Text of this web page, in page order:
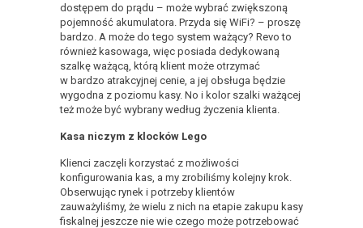
dostępem do prądu – może wybrać zwiększoną
pojemność akumulatora. Przyda się WiFi? – proszę
bardzo. A może do tego system ważący? Revo to
również kasowaga, więc posiada dedykowaną
szalkę ważącą, którą klient może otrzymać
w bardzo atrakcyjnej cenie, a jej obsługa będzie
wygodna z poziomu kasy. No i kolor szalki ważącej
też może być wybrany według życzenia klienta.
Kasa niczym z klocków Lego
Klienci zaczęli korzystać z możliwości
konfigurowania kas, a my zrobiliśmy kolejny krok.
Obserwując rynek i potrzeby klientów
zauważyliśmy, że wielu z nich na etapie zakupu kasy
fiskalnej jeszcze nie wie czego może potrzebować